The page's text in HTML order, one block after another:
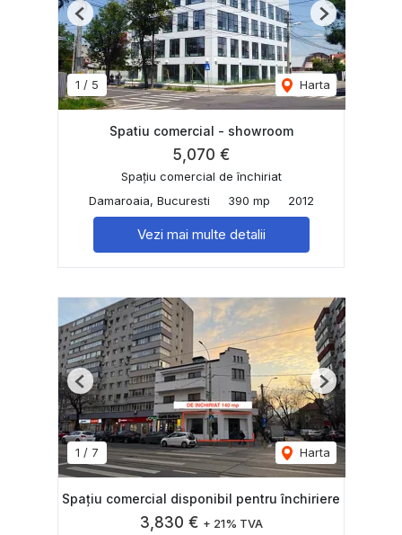
1 / 5 Harta
Previous Next
Spatiu comercial - showroom
5,070 €
Spațiu comercial de închiriat
Damaroaia, Bucuresti
390 mp 2012
Vezi mai multe detalii
1 / 7 Harta
Previous Next
Spațiu comercial disponibil pentru închiriere
3,830 € + 21% TVA